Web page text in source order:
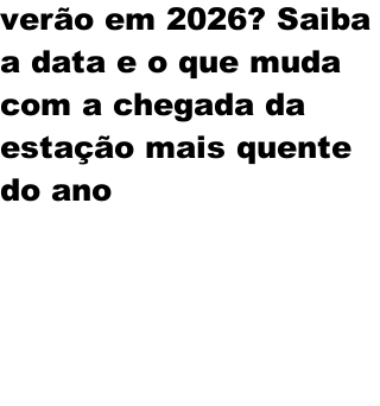
verão em 2026? Saiba
a data e o que muda
com a chegada da
estação mais quente
do ano